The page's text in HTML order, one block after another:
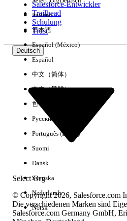
Erfahrung
Keine
Salesforce-Entwickler
Trailhead
Schulung
Trust
Deutsch
Select Org
Italiano
日本語
Español (México)
Español
中文（简体）
中文（繁體）
한국어
Русский
Português (Brasil)
Suomi
Dansk
Svenska
Nederlands
Norsk
© Copyright 2026, Salesforce.com
Die verschiedenen Marken sind
Salesforce.com Germany GmbH,